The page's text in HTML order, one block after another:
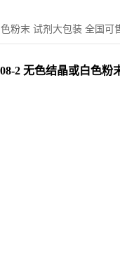
粉末 试剂大包装 全国可
2 无色结晶或白色粉